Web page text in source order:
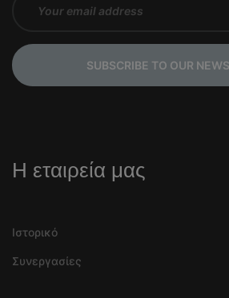
SUBSCRIBE TO OUR
Η εταιρεία μας
Ιστορικό
Συνεργασίες